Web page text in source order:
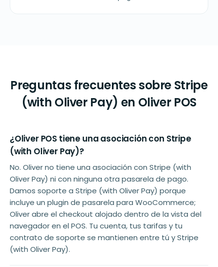
Preguntas frecuentes sobre Stripe
(with Oliver Pay) en Oliver POS
¿Oliver POS tiene una asociación con Stripe
(with Oliver Pay)?
No. Oliver no tiene una asociación con Stripe (with
Oliver Pay) ni con ninguna otra pasarela de pago.
Damos soporte a Stripe (with Oliver Pay) porque
incluye un plugin de pasarela para WooCommerce;
Oliver abre el checkout alojado dentro de la vista del
navegador en el POS. Tu cuenta, tus tarifas y tu
contrato de soporte se mantienen entre tú y Stripe
(with Oliver Pay).